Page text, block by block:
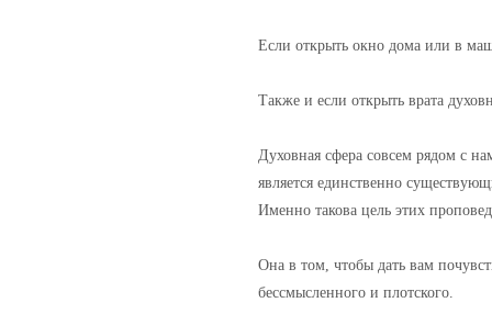
Если открыть окно дома или в
Также и если открыть врата
Духовная сфера совсем рядом с
является единственно
Именно такова цель этих
Она в том, чтобы дать вам
бессмысленного и плотского.